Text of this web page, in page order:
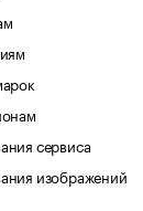
сервиса
изображений